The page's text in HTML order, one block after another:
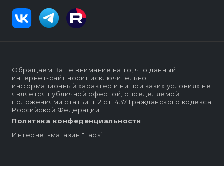
Обращаем Ваше внимание на то, что данный
интернет-сайт носит исключительно
информационный характер и ни при каких условиях не
является публичной офертой, определяемой
положениями статьи п. 2 ст. 437 Гражданского кодекса
Российской Федерации
Политика конфеденциальности
Интернет-магазин "Lapsi".